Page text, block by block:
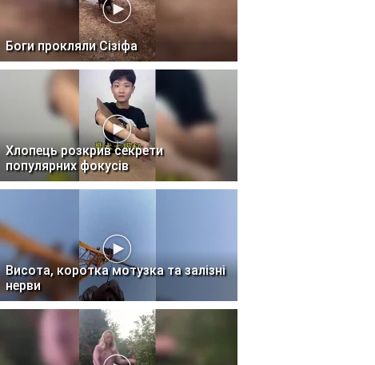
Боги прокляли Сізіфа
Хлопець розкрив секрети
популярних фокусів
Висота, коротка мотузка та залізні
нерви